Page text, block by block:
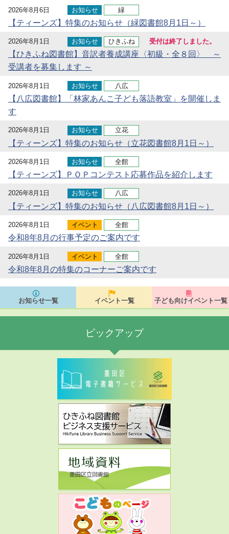
2026年8月6日 お知らせ 緑
【ティーンズ】特集のお知らせ（緑図書館8月1日～）
2026年8月1日 お知らせ ひきふね 受付は終了しました。
【ひきふね図書館】音訳者養成講座〈初級・全８回〉 ～
受講者を募集します ～
2026年8月1日 お知らせ 八広
【八広図書館】「林家あんこ子ども落語教室」を開催しま
す
2026年8月1日 お知らせ 立花
【ティーンズ】特集のお知らせ（立花図書館8月1日～）
2026年8月1日 お知らせ 全館
【ティーンズ】ＰＯＰコンテスト応募作品を紹介します
2026年8月1日 お知らせ 八広
【ティーンズ】特集のお知らせ（八広図書館8月1日～）
2026年8月1日 イベント 全館
令和8年8月の行事予定のご案内です
2026年8月1日 イベント 全館
令和8年8月の特集のコーナーご案内です
お知らせ一覧 イベント一覧 子ども向けイベント一覧
ピックアップ